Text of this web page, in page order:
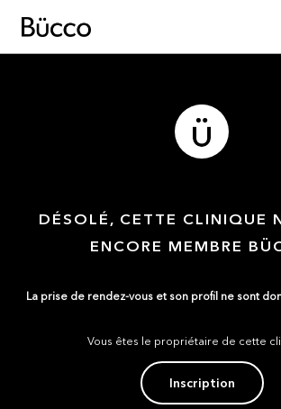
DÉSOLÉ, CETTE CLINIQUE
ENCORE MEMBRE
La prise de rendez-vous et son profil ne sont
Vous êtes le propriétaire de cette
Inscription